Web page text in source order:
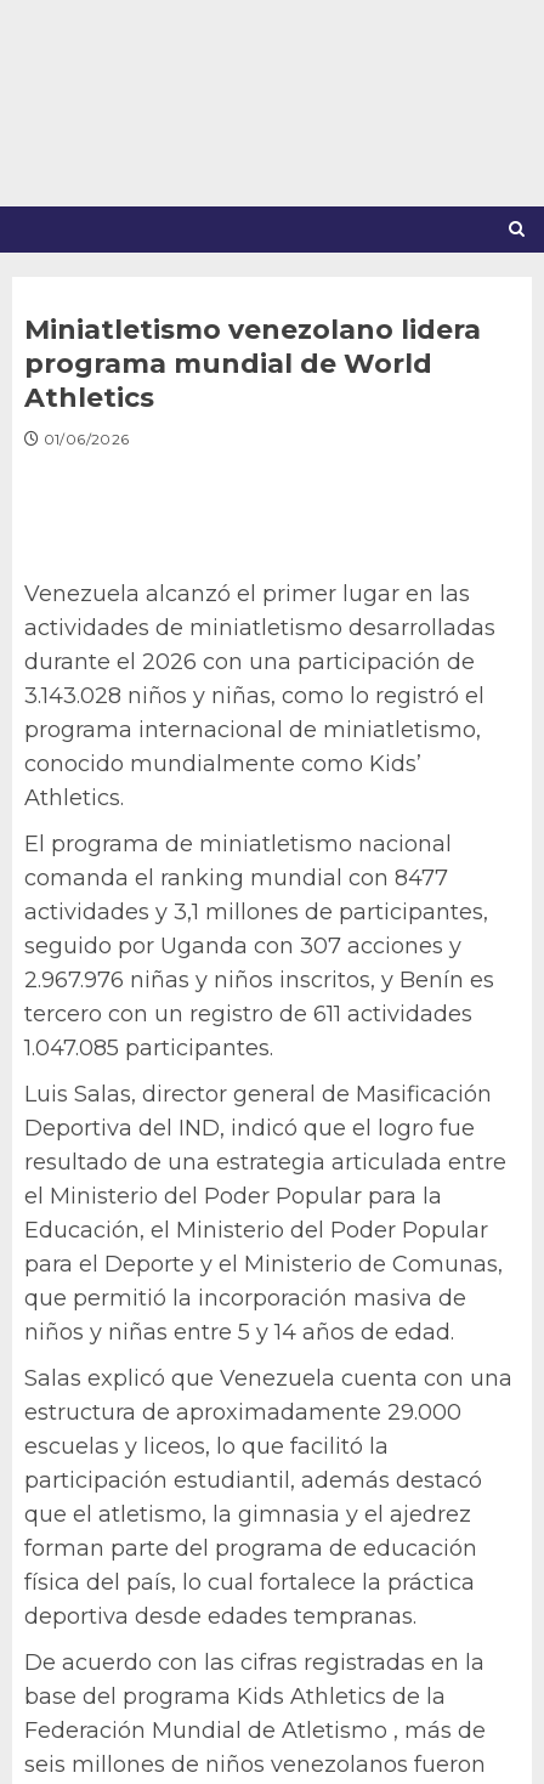
Miniatletismo venezolano lidera
programa mundial de World
Athletics
01/06/2026
Venezuela alcanzó el primer lugar en las
actividades de miniatletismo desarrolladas
durante el 2026 con una participación de
3.143.028 niños y niñas, como lo registró el
programa internacional de miniatletismo,
conocido mundialmente como Kids’
Athletics.
El programa de miniatletismo nacional
comanda el ranking mundial con 8477
actividades y 3,1 millones de participantes,
seguido por Uganda con 307 acciones y
2.967.976 niñas y niños inscritos, y Benín es
tercero con un registro de 611 actividades
1.047.085 participantes.
Luis Salas, director general de Masificación
Deportiva del IND, indicó que el logro fue
resultado de una estrategia articulada entre
el Ministerio del Poder Popular para la
Educación, el Ministerio del Poder Popular
para el Deporte y el Ministerio de Comunas,
que permitió la incorporación masiva de
niños y niñas entre 5 y 14 años de edad.
Salas explicó que Venezuela cuenta con una
estructura de aproximadamente 29.000
escuelas y liceos, lo que facilitó la
participación estudiantil, además destacó
que el atletismo, la gimnasia y el ajedrez
forman parte del programa de educación
física del país, lo cual fortalece la práctica
deportiva desde edades tempranas.
De acuerdo con las cifras registradas en la
base del programa Kids Athletics de la
Federación Mundial de Atletismo , más de
seis millones de niños venezolanos fueron